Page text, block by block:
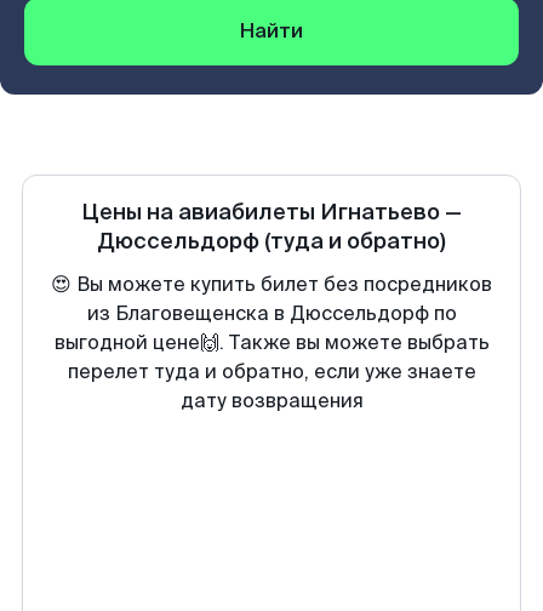
Найти
Цены на авиабилеты Игнатьево —
Дюссельдорф (туда и обратно)
😍 Вы можете купить билет без посредников
из Благовещенска в Дюссельдорф по
выгодной цене🙌. Также вы можете выбрать
перелет туда и обратно, если уже знаете
дату возвращения